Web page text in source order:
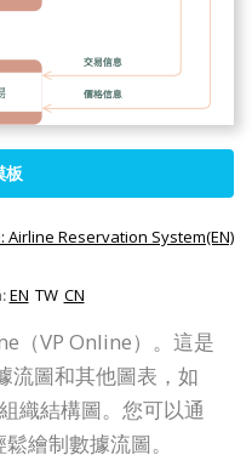
板
Airline Reservation System(EN)
EN TW CN
（VP Online）。這是
流圖和其他圖表，如
織結構圖。您可以通
繪制數據流圖。